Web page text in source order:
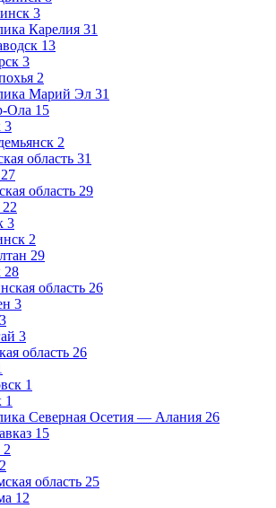
3
Карелия 31
13
3
2
Марий Эл 31
Ола 15
3
2
область 31
27
область 29
22
3
2
29
28
область 26
3
3
3
область 26
1
1
Северная Осетия — Алания 26
15
2
2
область 25
12